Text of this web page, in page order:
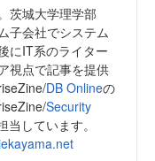
茨城大学理学部
子会社でシステム
にIT系のライター
視点で記事を提供
DB Onlineの
Security
当しています。